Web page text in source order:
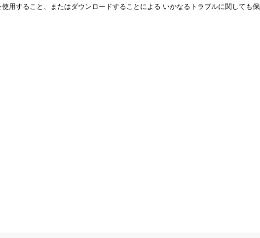
用すること、またはダウンロードすることによる いかなるトラブルに関しても保